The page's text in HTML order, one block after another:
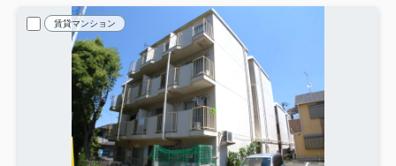
賃貸マンション